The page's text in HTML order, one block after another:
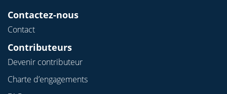
Contactez-nous
Contact
Contributeurs
Devenir contributeur
Charte d’engagements